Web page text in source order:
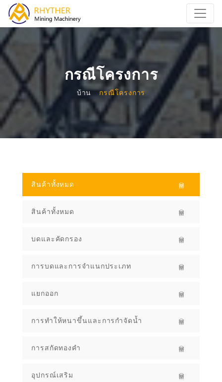
กรณีโครงการ
บ้าน กรณีโครงการ
สินค้าทั้งหมด
สินค้าทั้งหมด
บดและคัดกรอง
การบดและการจำแนกประเภท
แยกออก
การทำให้หนาขึ้นและการกำจัดน้ำ
การสกัดทองคำ
อุปกรณ์เสริม